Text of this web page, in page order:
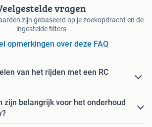
vragen
zijn gebaseerd op je zoekopdracht en de
ingestelde filters
opmerkingen over deze FAQ
van het rijden met een RC
zijn belangrijk voor het onderhoud